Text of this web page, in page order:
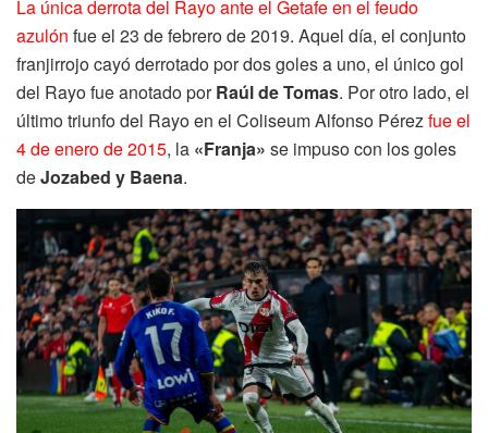
La única derrota del Rayo ante el Getafe en el feudo
azulón fue el 23 de febrero de 2019. Aquel día, el conjunto
franjirrojo cayó derrotado por dos goles a uno, el único gol
del Rayo fue anotado porRaúl de Tomas. Por otro lado, el
último triunfo del Rayo en el Coliseum Alfonso Pérezfue el
4 de enero de 2015, la «Franja» se impuso con los goles
deJozabed y Baena.